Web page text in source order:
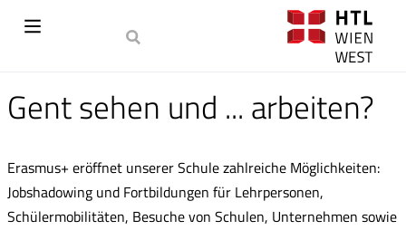
Gent sehen und ... arbeiten?
Erasmus+ eröffnet unserer Schule zahlreiche Möglichkeiten:
Jobshadowing und Fortbildungen für Lehrpersonen,
Schülermobilitäten, Besuche von Schulen, Unternehmen sowie